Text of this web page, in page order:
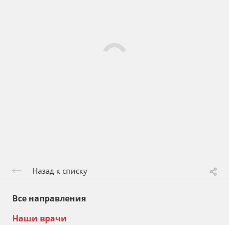
Назад к списку
Все направления
Наши врачи